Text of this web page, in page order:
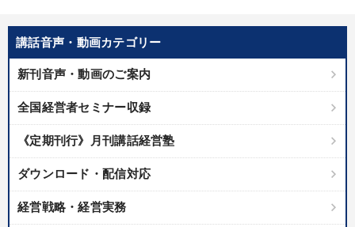
リーダーの器量を学ぶ
2025年夏季全国経営者セミナー収録講演ＣＤ・講演ＤＶＤ・デジ
タル版（音声／動画ストリーミング・ダウンロード）
【1月】音声・映像
講話音声・動画カテゴリー
新刊音声・動画のご案内
全国経営者セミナー収録
《定期刊行》月刊講話経営塾
ダウンロード・配信対応
経営戦略・経営実務